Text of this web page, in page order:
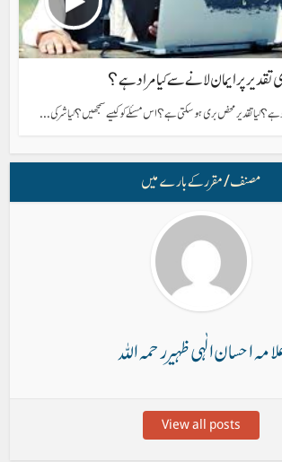
تقدیر پر ایمان لانے سے کیا مراد ہے؟
ہے؟ کیا تقدیر محض بری ہوسکتی ہے؟ اس مسئلے کو کیسے سمجھیں؟ کیا شر کی...
مصنف/ مقرر کے بارے میں
احسان الٰہی ظہیر رحمہ اللہ
View all posts